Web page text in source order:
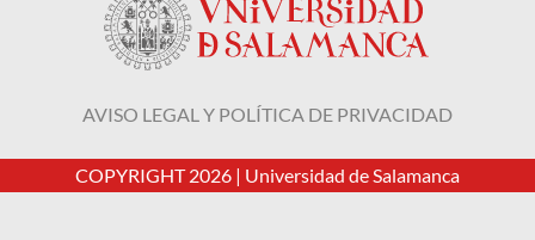
AVISO LEGAL Y POLÍTICA DE PRIVACIDAD
COPYRIGHT 2026 | Universidad de Salamanca